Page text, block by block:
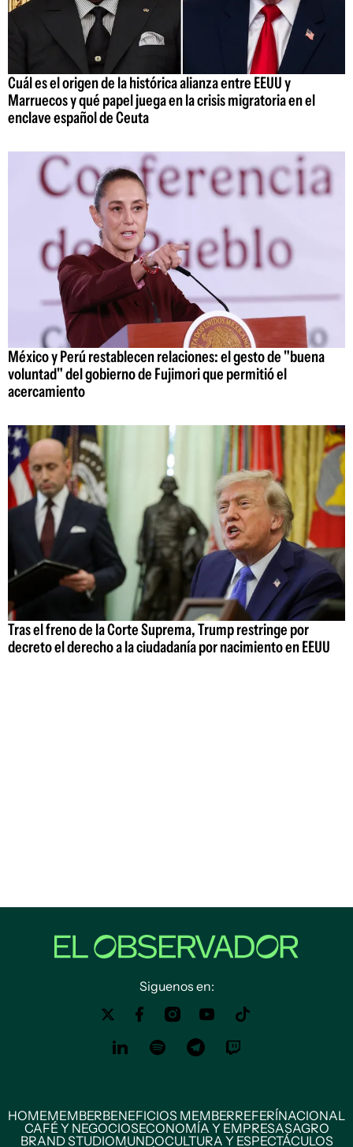
Cuál es el origen de la histórica alianza entre EEUU y
Marruecos y qué papel juega en la crisis migratoria en el
enclave español de Ceuta
México y Perú restablecen relaciones: el gesto de "buena
voluntad" del gobierno de Fujimori que permitió el
acercamiento
Tras el freno de la Corte Suprema, Trump restringe por
decreto el derecho a la ciudadanía por nacimiento en EEUU
Siguenos en:
HOMEMEMBERBENEFICIOS MEMBERREFERÍNACIONAL
CAFÉ Y NEGOCIOSECONOMÍA Y EMPRESASAGRO
BRAND STUDIOMUNDOCULTURA Y ESPECTÁCULOS